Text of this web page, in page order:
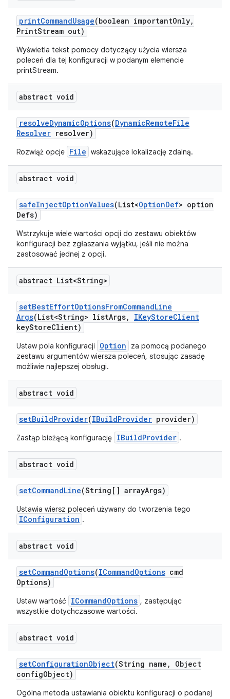
printCommandUsage(boolean importantOnly,
PrintStream out)
Wyświetla tekst pomocy dotyczący użycia wiersza
poleceń dla tej konfiguracji w podanym elemencie
printStream.
abstract void
resolveDynamicOptions(DynamicRemoteFile
Resolver resolver)
Rozwiąż opcje File wskazujące lokalizację zdalną.
abstract void
safeInjectOptionValues(List<OptionDef> option
Defs)
Wstrzykuje wiele wartości opcji do zestawu obiektów
konfiguracji bez zgłaszania wyjątku, jeśli nie można
zastosować jednej z opcji.
abstract List<String>
setBestEffortOptionsFromCommandLine
Args(List<String> listArgs, IKeyStoreClient
keyStoreClient)
Ustaw pola konfiguracji Option
za pomocą podanego
zestawu argumentów wiersza poleceń, stosując zasadę
możliwie najlepszej obsługi.
abstract void
setBuildProvider(IBuildProvider provider)
Zastąp bieżącą konfigurację IBuildProvider .
abstract void
setCommandLine(String[] arrayArgs)
Ustawia wiersz poleceń używany do tworzenia tego
IConfiguration .
abstract void
setCommandOptions(ICommandOptions cmd
Options)
Ustaw wartość ICommandOptions , zastępując
wszystkie dotychczasowe wartości.
abstract void
setConfigurationObject(String name ,
Object
configObject)
Ogólna metoda ustawiania obiektu konfiguracji o podanej